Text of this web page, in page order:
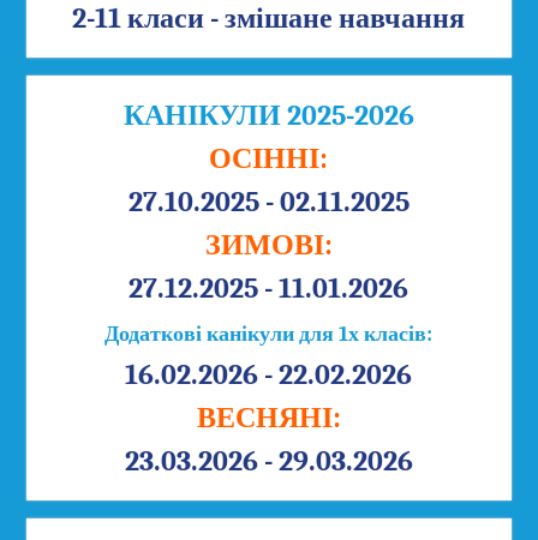
2-11 класи - змішане навчання
КАНІКУЛИ 2025-2026
ОСІННІ:
27.10.2025 - 02.11.2025
ЗИМОВІ:
27.12.2025 - 11.01.2026
Додаткові канікули для 1х класів:
16.02.2026 - 22.02.2026
ВЕСНЯНІ:
23.03.2026 - 29.03.2026